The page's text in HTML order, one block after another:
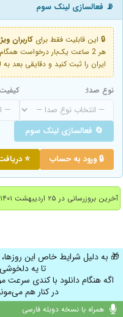
📡 فعالسازی لینک سوم
🔒 این قابلیت فقط برای کاربران
ایران را ثبت کنید و دقایقی
نوع صدا:
🔄 فعالسازی لینک سوم
🔒 ورود به حساب ⭐
آخرین بروزرسانی در ۲۵ اردیبهشت ۱۴۰۱ ، نسخه دوبله پارسی اضافه شد
🎁 به دلیل شرایط خاص این روزها،
تا یه
اگه هنگام دانلود با کندی سرعت
در کنار هم
همراه با نسخه دوبله فارسی